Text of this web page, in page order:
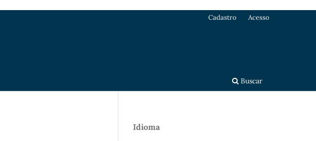
Buscar
Cadastro Acesso
Idioma